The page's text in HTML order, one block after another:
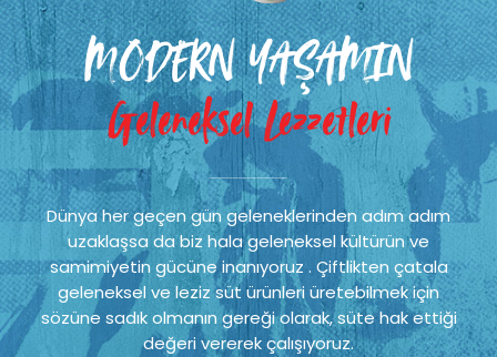
MODERN YAŞAMIN
Geleneksel Lezzetleri
Dünya her geçen gün geleneklerinden adım adım
uzaklaşsa da biz hala geleneksel kültürün ve
samimiyetin gücüne inanıyoruz . Çiftlikten çatala
geleneksel ve leziz süt ürünleri üretebilmek için
sözüne sadık olmanın gereği olarak, süte hak ettiği
değeri vererek çalışıyoruz.